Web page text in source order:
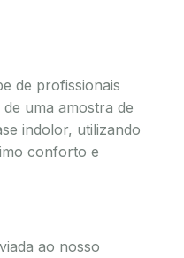
de profissionais
uma amostra de
indolor, utilizando
conforto e
ao nosso